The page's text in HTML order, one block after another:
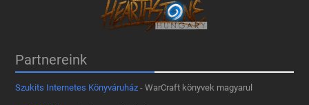
Partnereink
Szukits Internetes Könyváruház - WarCraft könyvek magyarul